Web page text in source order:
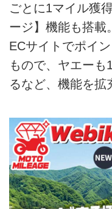
ごとに1マイル獲
ージ】機能も搭載
ECサイトでポイ
もので、ヤエーも
るなど、機能を拡